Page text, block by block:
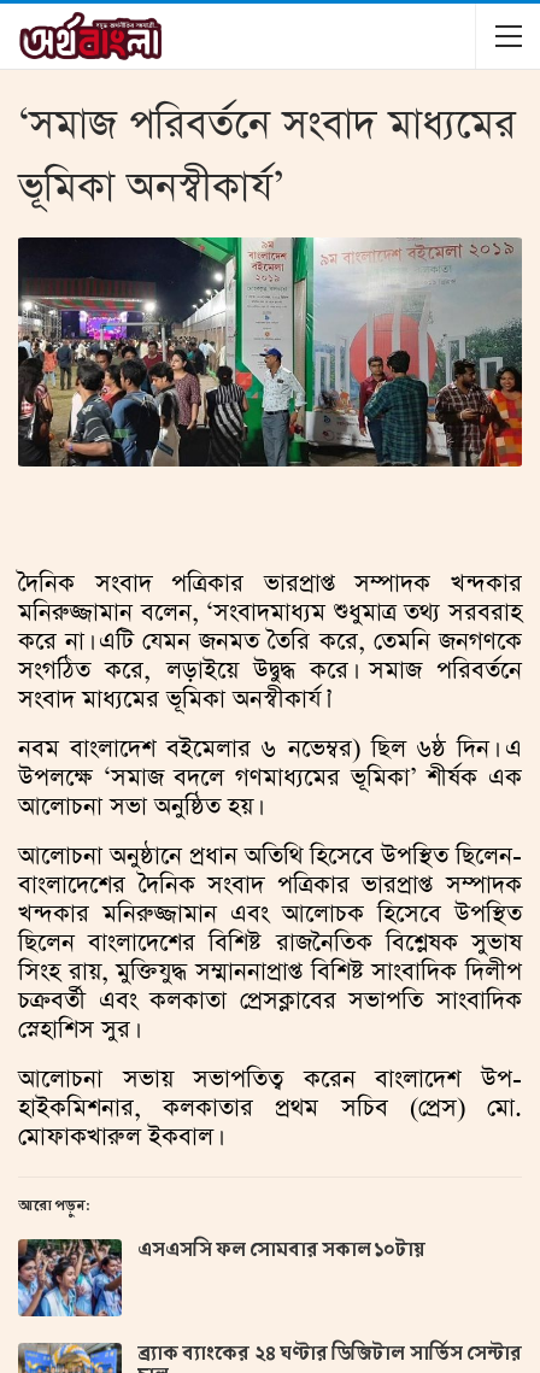
‘সমাজ পরিবর্তনে সংবাদ মাধ্যমের
ভূমিকা অনস্বীকার্য’
দৈনিক সংবাদ পত্রিকার ভারপ্রাপ্ত সম্পাদক খন্দকার
মনিরুজ্জামান বলেন, ‘সংবাদমাধ্যম শুধুমাত্র তথ্য সরবরাহ
করে না। এটি যেমন জনমত তৈরি করে, তেমনি জনগণকে
সংগঠিত করে, লড়াইয়ে উদ্বুদ্ধ করে। সমাজ পরিবর্তনে
সংবাদ মাধ্যমের ভূমিকা অনস্বীকার্য।’
নবম বাংলাদেশ বইমেলার ৬ নভেম্বর) ছিল ৬ষ্ঠ দিন। এ
উপলক্ষে ‘সমাজ বদলে গণমাধ্যমের ভূমিকা’ শীর্ষক এক
আলোচনা সভা অনুষ্ঠিত হয়।
আলোচনা অনুষ্ঠানে প্রধান অতিথি হিসেবে উপস্থিত ছিলেন-
বাংলাদেশের দৈনিক সংবাদ পত্রিকার ভারপ্রাপ্ত সম্পাদক
খন্দকার মনিরুজ্জামান এবং আলোচক হিসেবে উপস্থিত
ছিলেন বাংলাদেশের বিশিষ্ট রাজনৈতিক বিশ্লেষক সুভাষ
সিংহ রায়, মুক্তিযুদ্ধ সম্মাননাপ্রাপ্ত বিশিষ্ট সাংবাদিক দিলীপ
চক্রবর্তী এবং কলকাতা প্রেসক্লাবের সভাপতি সাংবাদিক
স্নেহাশিস সুর।
আলোচনা সভায় সভাপতিত্ব করেন বাংলাদেশ উপ-
হাইকমিশনার, কলকাতার প্রথম সচিব (প্রেস) মো.
মোফাকখারুল ইকবাল।
আরো পড়ুন:
এসএসসি ফল সোমবার সকাল ১০টায়
ব্র্যাক ব্যাংকের ২৪ ঘণ্টার ডিজিটাল সার্ভিস সেন্টার